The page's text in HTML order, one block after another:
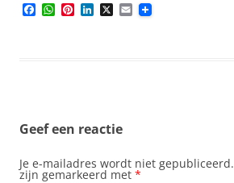
W P X E
m
Geef een reactie
Je e-mailadres wordt niet gepubliceerd.
zijn gemarkeerd met *